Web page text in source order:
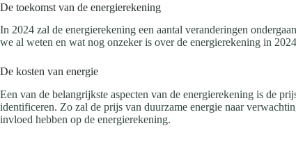
De toekomst van de energierekening
In 2024 zal de energierekening een aantal veranderingen
we al weten en wat nog onzeker is over de energierekening in
De kosten van energie
Een van de belangrijkste aspecten van de energierekening is de
identificeren. Zo zal de prijs van duurzame energie naar
invloed hebben op de energierekening.